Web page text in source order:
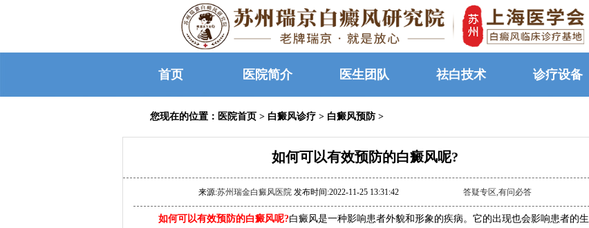
首页 医院简介 医生团队 祛白技术 诊疗设备
您现在的位置： 医院首页 > 白癜风诊疗 > 白癜风预防>
如何可以有效预防的白癜风呢?
来源:苏州瑞金白癜风医院 发布时间:2022-11-25 13:31:42 答疑专区,有问必答
如何可以有效预防的白癜风呢?白癜风是一种影响患者外貌和形象的疾病。它的出现也会影响患者的生